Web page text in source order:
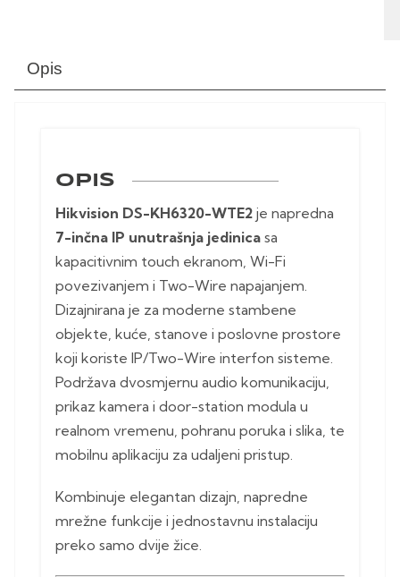
Opis
OPIS
Hikvision DS-KH6320-WTE2 je napredna
7-inčna IP unutrašnja jedinica sa
kapacitivnim touch ekranom, Wi-Fi
povezivanjem i Two-Wire napajanjem.
Dizajnirana je za moderne stambene
objekte, kuće, stanove i poslovne prostore
koji koriste IP/Two-Wire interfon sisteme.
Podržava dvosmjernu audio komunikaciju,
prikaz kamera i door-station modula u
realnom vremenu, pohranu poruka i slika, te
mobilnu aplikaciju za udaljeni pristup.
Kombinuje elegantan dizajn, napredne
mrežne funkcije i jednostavnu instalaciju
preko samo dvije žice.